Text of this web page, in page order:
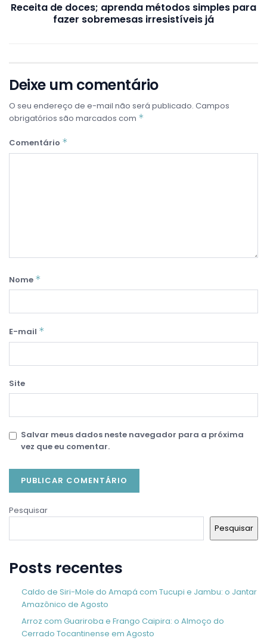
Receita de doces; aprenda métodos simples para
fazer sobremesas irresistíveis já
Deixe um comentário
O seu endereço de e-mail não será publicado. Campos
obrigatórios são marcados com *
Comentário *
Nome *
E-mail *
Site
Salvar meus dados neste navegador para a próxima
vez que eu comentar.
Pesquisar
Pesquisar
Posts recentes
Caldo de Siri-Mole do Amapá com Tucupi e Jambu: o Jantar
Amazônico de Agosto
Arroz com Guariroba e Frango Caipira: o Almoço do
Cerrado Tocantinense em Agosto